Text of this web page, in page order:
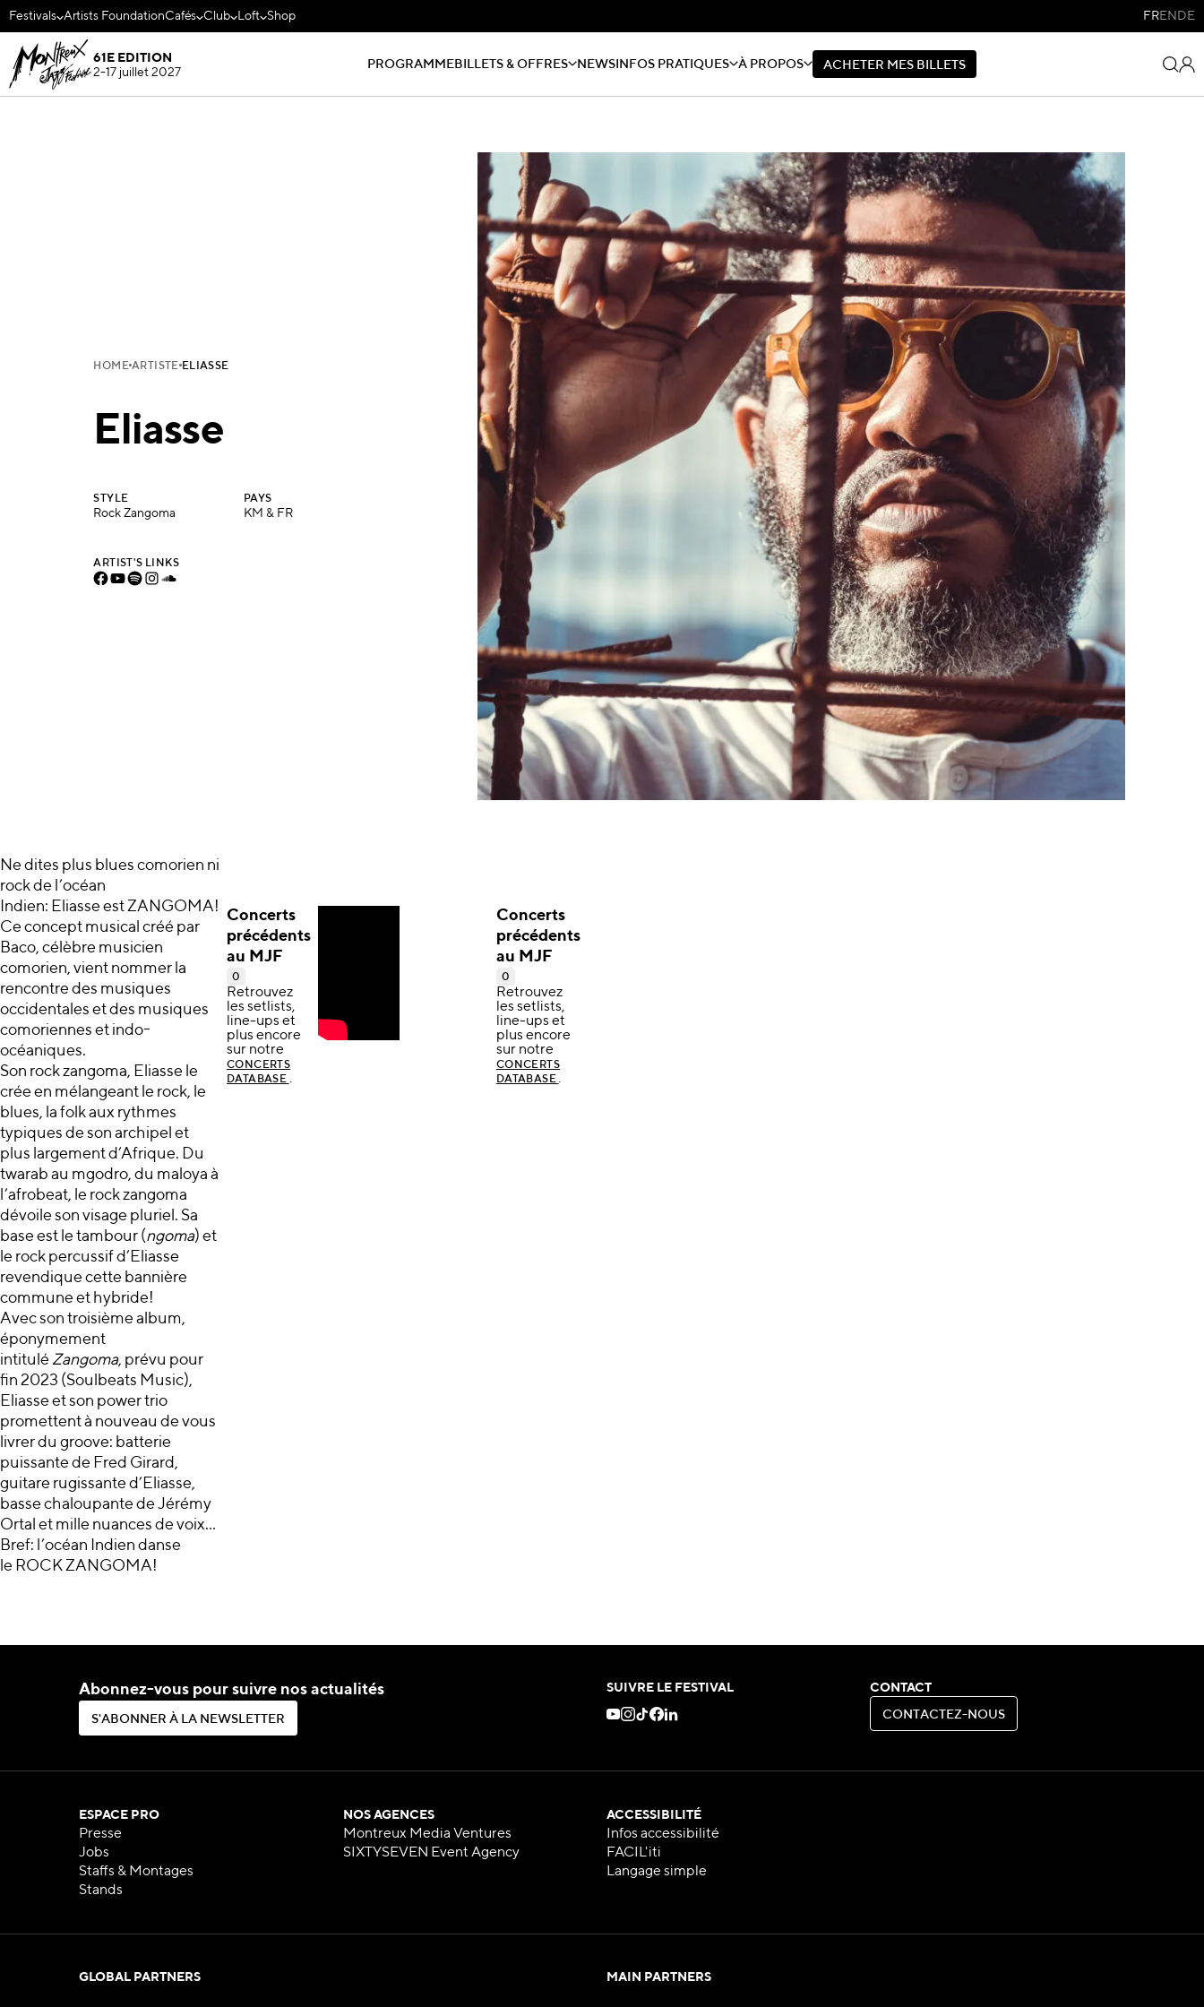
Festivals Artists FoundationCafés Club Loft Shop FREN DE
61E EDITION
2-17 juillet 2027
PROGRAMMEBILLETS & OFFRES NEWSINFOS PRATIQUES À PROPOS AC H ET ER M ES B LLET S
ACHETER MES BILLETS
HOME ARTISTE ELIASSE
Eliasse
STYLE
Rock Zangoma
PAYS
KM & FR
ARTIST'S LINKS
Ne dites plus blues comorien ni
rock de l’océan
Indien: Eliasse est ZANGOMA!
Ce concept musical créé par
Baco, célèbre musicien
comorien, vient nommer la
rencontre des musiques
occidentales et des musiques
comoriennes et indo-
océaniques.
Son rock zangoma, Eliasse le
crée en mélangeant le rock, le
blues, la folk aux rythmes
typiques de son archipel et
plus largement d’Afrique. Du
twarab au mgodro, du maloya à
l’afrobeat, le rock zangoma
dévoile son visage pluriel. Sa
base est le tambour (ngoma) et
le rock percussif d’Eliasse
revendique cette bannière
commune et hybride!
Avec son troisième album,
éponymement
intitulé Zangoma, prévu pour
fin 2023 (Soulbeats Music),
Eliasse et son power trio
promettent à nouveau de vous
livrer du groove: batterie
puissante de Fred Girard,
guitare rugissante d’Eliasse,
basse chaloupante de Jérémy
Ortal et mille nuances de voix…
Bref: l’océan Indien danse
le ROCK ZANGOMA!
Concerts
précédents
au MJF
0
Retrouvez
les setlists,
line-ups et
plus encore
sur notre
CONCERTS
DATABASE .
Concerts
précédents
au MJF
0
Retrouvez
les setlists,
line-ups et
plus encore
sur notre
CONCERTS
DATABASE .
Abonnez-vous pour suivre nos actualités
S'A BO N N E R À LA N EWS L E E R
S'ABONNER À LA NEWSLETTER
SUIVRE LE FESTIVAL CONTACT
CO N TAC EZ- NOUS
CONTACTEZ-NOUS
ESPACE PRO
Presse
Jobs
Staffs & Montages
Stands
NOS AGENCES
Montreux Media Ventures
SIXTYSEVEN Event Agency
ACCESSIBILITÉ
Infos accessibilité
FACIL'iti
Langage simple
GLOBAL PARTNERS MAIN PARTNERS